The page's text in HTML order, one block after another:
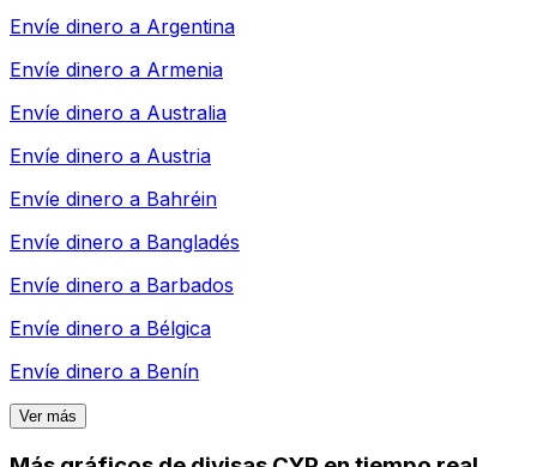
Envíe dinero a Argentina
Envíe dinero a Armenia
Envíe dinero a Australia
Envíe dinero a Austria
Envíe dinero a Bahréin
Envíe dinero a Bangladés
Envíe dinero a Barbados
Envíe dinero a Bélgica
Envíe dinero a Benín
Ver más